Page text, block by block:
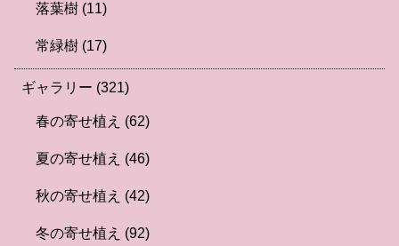
落葉樹 (11)
常緑樹 (17)
ギャラリー (321)
春の寄せ植え (62)
夏の寄せ植え (46)
秋の寄せ植え (42)
冬の寄せ植え (92)